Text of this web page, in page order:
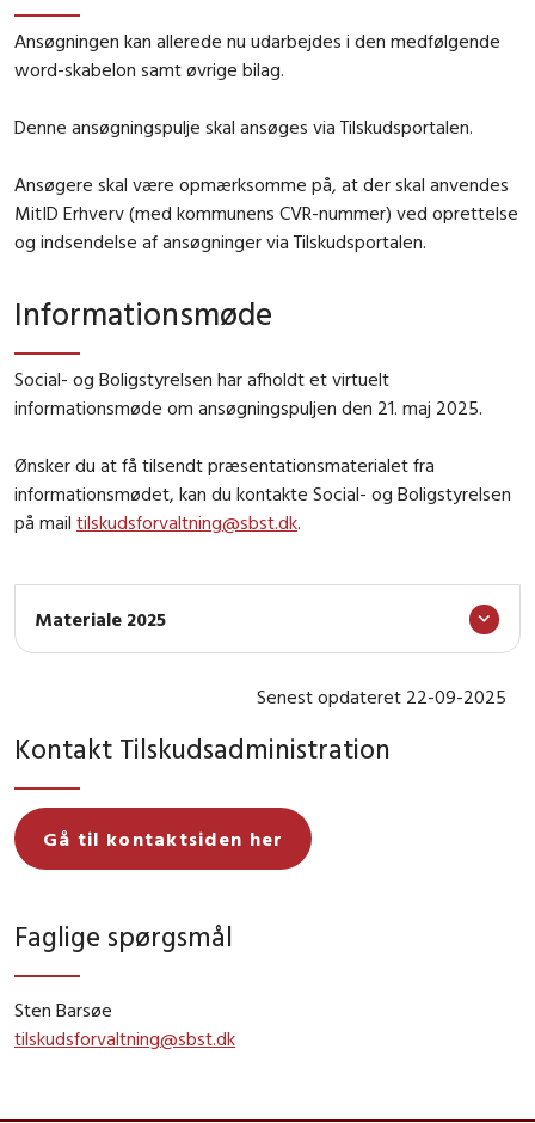
Ansøgningen kan allerede nu udarbejdes i den medfølgende
word-skabelon samt øvrige bilag.
Denne ansøgningspulje skal ansøges via Tilskudsportalen.
Ansøgere skal være opmærksomme på, at der skal anvendes
MitID Erhverv (med kommunens CVR-nummer) ved oprettelse
og indsendelse af ansøgninger via Tilskudsportalen.
Informationsmøde
Social- og Boligstyrelsen har afholdt et virtuelt
informationsmøde om ansøgningspuljen den 21. maj 2025.
Ønsker du at få tilsendt præsentationsmaterialet fra
informationsmødet, kan du kontakte Social- og Boligstyrelsen
på mail tilskudsforvaltning@sbst.dk.
Materiale 2025
Senest opdateret 22-09-2025
Kontakt Tilskudsadministration
Gå til kontaktsiden her
Faglige spørgsmål
Sten Barsøe
tilskudsforvaltning@sbst.dk